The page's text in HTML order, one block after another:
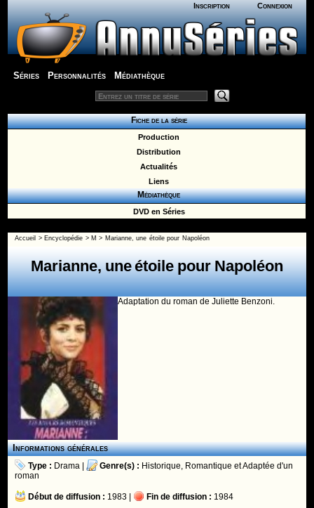
Inscription Connexion
Séries Personnalités Médiathèque
Fiche de la série
Production
Distribution
Actualités
Liens
Médiathèque
DVD en Séries
Accueil > Encyclopédie > M > Marianne, une étoile pour Napoléon
Marianne, une étoile pour Napoléon
Adaptation du roman de Juliette Benzoni.
Informations générales
Type : Drama | Genre(s) : Historique, Romantique etAdaptée d'un
roman
Début de diffusion : 1983 | Fin de diffusion : 1984